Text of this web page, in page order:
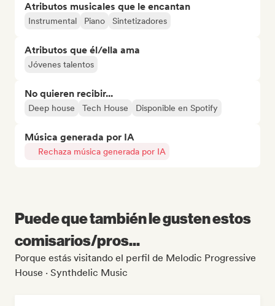
Atributos musicales que le encantan
Instrumental Piano Sintetizadores
Atributos que él/ella ama
Jóvenes talentos
No quieren recibir...
Deep house Tech House Disponible en Spotify
Música generada por IA
Rechaza música generada por IA
Puede que también le gusten estos
comisarios/pros...
Porque estás visitando el perfil de Melodic Progressive
House · Synthdelic Music